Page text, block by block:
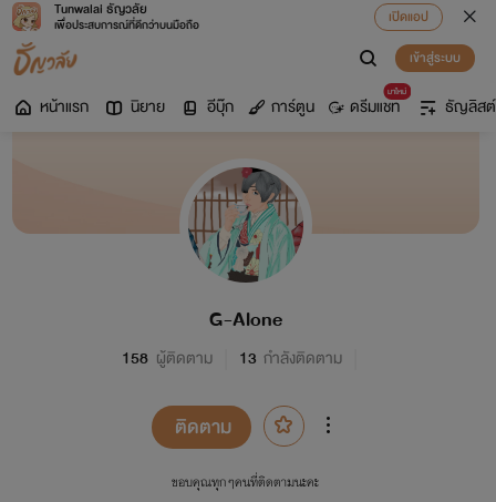
Tunwalai ธัญวลัย
เพื่อประสบการณ์ที่ดีกว่าบนมือถือ
เปิดแอป
เข้าสู่ระบบ
หน้าแรก นิยาย อีบุ๊ก การ์ตูน
มาใหม่
ดรีมแชท ธัญลิสต์
G-Alone
158 ผู้ติดตาม 13 กำลังติดตาม
ติดตาม
ขอบคุณทุกๆคนที่ติดตามนะคะ